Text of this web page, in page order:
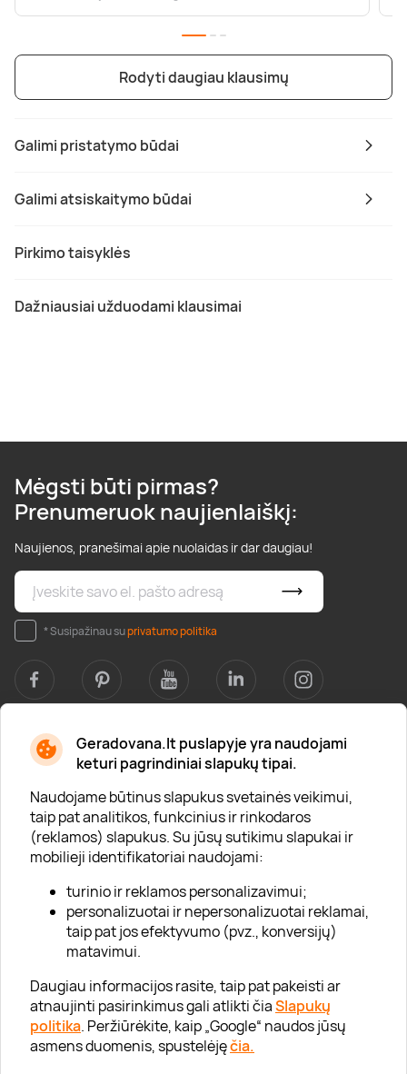
Geradovana.lt puslapyje yra naudojami
keturi pagrindiniai slapukų tipai.
Naudojame būtinus slapukus svetainės veikimui,
taip pat analitikos, funkcinius ir rinkodaros
(reklamos) slapukus. Su jūsų sutikimu slapukai ir
mobilieji identifikatoriai naudojami:
turinio ir reklamos personalizavimui;
personalizuotai ir nepersonalizuotai reklamai,
taip pat jos efektyvumo (pvz., konversijų)
matavimui.
Daugiau informacijos rasite, taip pat pakeisti ar
atnaujinti pasirinkimus gali atlikti čiaSlapukų
politika. Peržiūrėkite, kaip „Google“ naudos jūsų
asmens duomenis, spustelėjęčia.
Galimi pristatymo būdai
Galimi atsiskaitymo būdai
Pirkimo taisyklės
Dažniausiai užduodami klausimai
Rodyti daugiau klausimų
Mėgsti būti pirmas?
Prenumeruok naujienlaiškį:
Naujienos, pranešimai apie nuolaidas ir dar daugiau!
* Susipažinau suprivatumo politika
Apie mus
Apie „Gera Dovana“
Lojalumo klubas
Karjera
Visi partneriai
Kontaktai
Tinklaraštis
Informacija